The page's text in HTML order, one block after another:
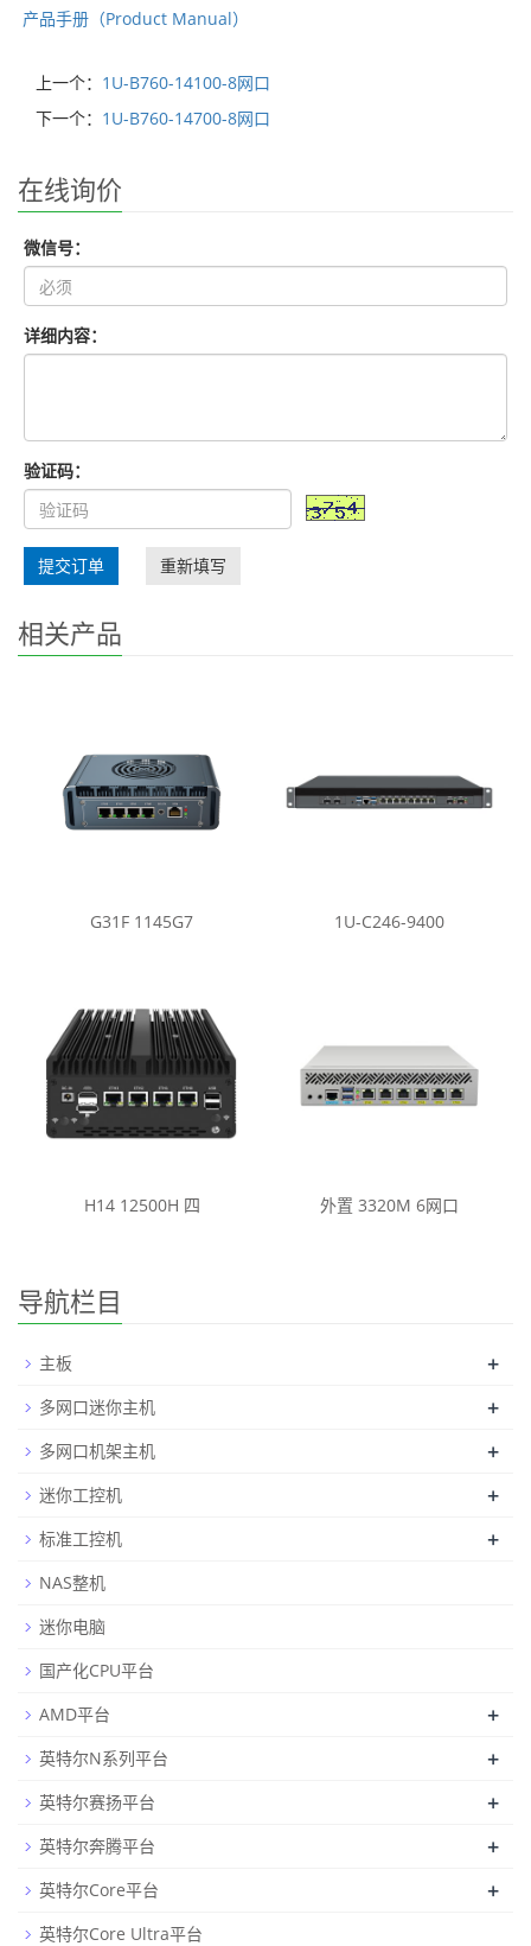
产品手册（Product Manual）
上一个： 1U-B760-14100-8网口
下一个： 1U-B760-14700-8网口
在线询价
微信号：
详细内容：
验证码：
提交订单 重新填写
相关产品
G31F 1145G7 1U-C246-9400
H14 12500H 四 外置 3320M 6网口
导航栏目
主板 +
多网口迷你主机 +
多网口机架主机 +
迷你工控机 +
标准工控机 +
NAS整机
迷你电脑
国产化CPU平台
AMD平台
+
英特尔N系列平台 +
英特尔赛扬平台 +
英特尔奔腾平台 +
英特尔Core平台 +
英特尔Core Ultra平台